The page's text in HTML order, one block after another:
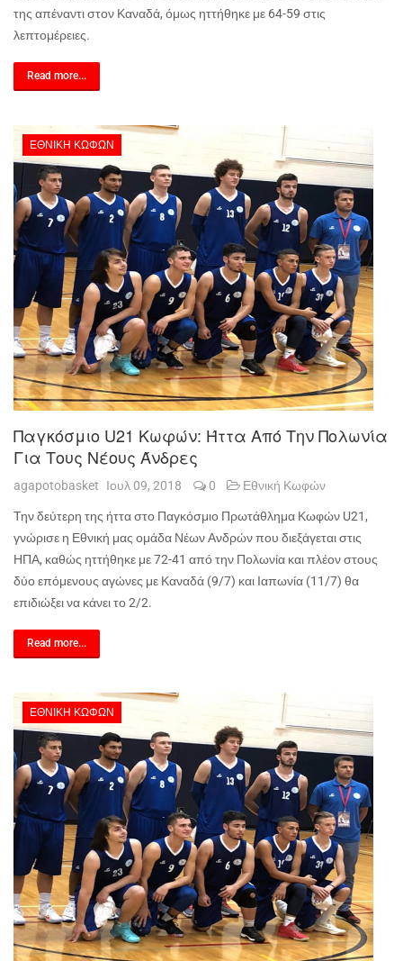
της απέναντι στον Καναδά, όμως ηττήθηκε με 64-59 στις
λεπτομέρειες.
Read more...
ΕΘΝΙΚΉ ΚΩΦΏΝ
Παγκόσμιο U21 Κωφών: Ήττα Από Την Πολωνία
Για Τους Νέους Άνδρες
agapotobasket Ιουλ 09, 2018 0 Εθνική Κωφών
Την δεύτερη της ήττα στο Παγκόσμιο Πρωτάθλημα Κωφών U21,
γνώρισε η Εθνική μας ομάδα Νέων Ανδρών που διεξάγεται στις
ΗΠΑ, καθώς ηττήθηκε με 72-41 από την Πολωνία και πλέον στους
δύο επόμενους αγώνες με Καναδά (9/7) και Ιαπωνία (11/7) θα
επιδιώξει να κάνει το 2/2.
Read more...
ΕΘΝΙΚΉ ΚΩΦΏΝ